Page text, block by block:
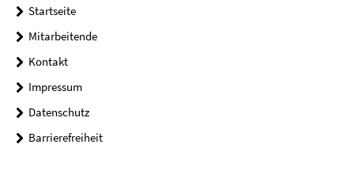
Startseite
Mitarbeitende
Kontakt
Impressum
Datenschutz
Barrierefreiheit